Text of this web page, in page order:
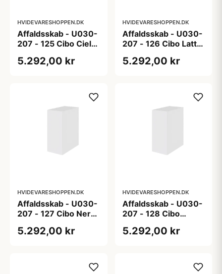
HVIDEVARESHOPPEN.DK
Affaldsskab - U030-
207 - 125 Cibo Cielo
lakeret folie
5.292,00 kr
HVIDEVARESHOPPEN.DK
Affaldsskab - U030-
207 - 126 Cibo Latte
mat lakeret folie
5.292,00 kr
HVIDEVARESHOPPEN.DK
Affaldsskab - U030-
207 - 127 Cibo Nero
lakeret folie
5.292,00 kr
HVIDEVARESHOPPEN.DK
Affaldsskab - U030-
207 - 128 Cibo
mat lakeret folie
5.292,00 kr